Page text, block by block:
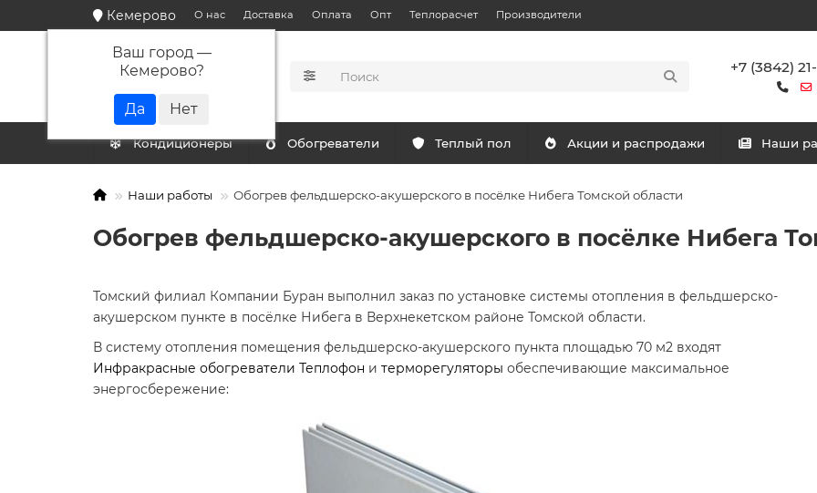
Кемерово
Ваш город —
Кемерово?
О нас Доставка Оплата Опт Теплорасчет Производители
КАТАЛОГ
+7 (3842)
Кондиционеры Обогреватели Теплый пол Акции и распродажи Наши
Наши работы Обогрев фельдшерско-акушерского в посёлке Нибега Томской области
Обогрев фельдшерско-акушерского в посёлке Нибега
Томский филиал Компании Буран выполнил заказ по установке системы отопления в фельдшерско-
акушерском пункте в посёлке Нибега в Верхнекетском районе Томской области.
В систему отопления помещения фельдшерско-акушерского пункта площадью 70 м2 входят
Инфракрасные обогреватели Теплофон и терморегуляторы обеспечивающие максимальное
энергосбережение: